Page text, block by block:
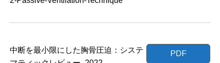
PDF
中断を最小限にした胸骨圧迫：システ